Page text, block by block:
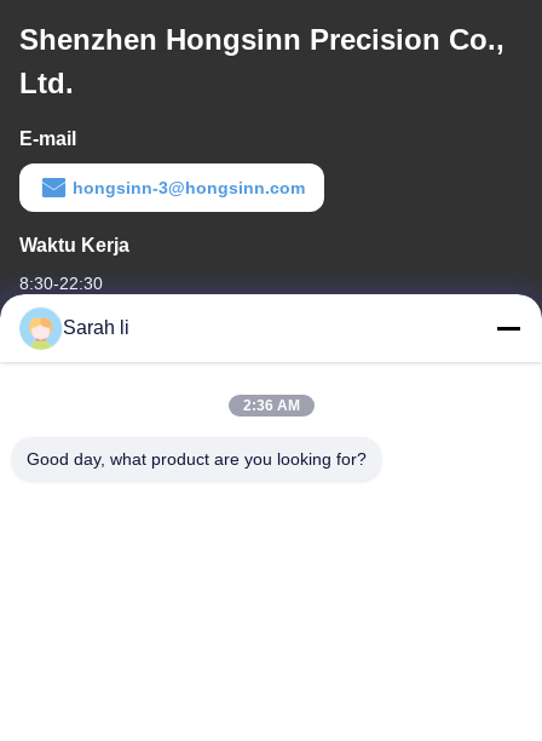
Shenzhen Hongsinn Precision Co.,
Ltd.
E-mail
hongsinn-3@hongsinn.com
Waktu Kerja
8:30-22:30
Alamat Kami
Guangdong Shenzhen Baoan lantai 1 & 2, No. 3, Gangzai Street,
Sarah li
2:36 AM
Good day, what product are you looking for?